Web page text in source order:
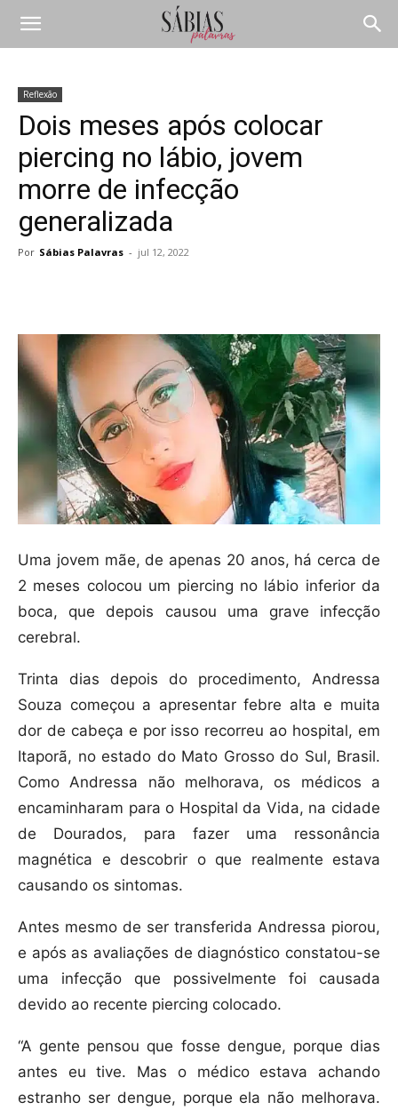
Reflexão
Dois meses após colocar
piercing no lábio, jovem
morre de infecção
generalizada
Por Sábias Palavras - jul 12, 2022
Uma jovem mãe, de apenas 20 anos, há cerca de
2 meses colocou um piercing no lábio inferior da
boca, que depois causou uma grave infecção
cerebral.
Trinta dias depois do procedimento, Andressa
Souza começou a apresentar febre alta e muita
dor de cabeça e por isso recorreu ao hospital, em
Itaporã, no estado do Mato Grosso do Sul, Brasil.
Como Andressa não melhorava, os médicos a
encaminharam para o Hospital da Vida, na cidade
de Dourados, para fazer uma ressonância
magnética e descobrir o que realmente estava
causando os sintomas.
Antes mesmo de ser transferida Andressa piorou,
e após as avaliações de diagnóstico constatou-se
uma infecção que possivelmente foi causada
devido ao recente piercing colocado.
“A gente pensou que fosse dengue, porque dias
antes eu tive. Mas o médico estava achando
estranho ser dengue, porque ela não melhorava.